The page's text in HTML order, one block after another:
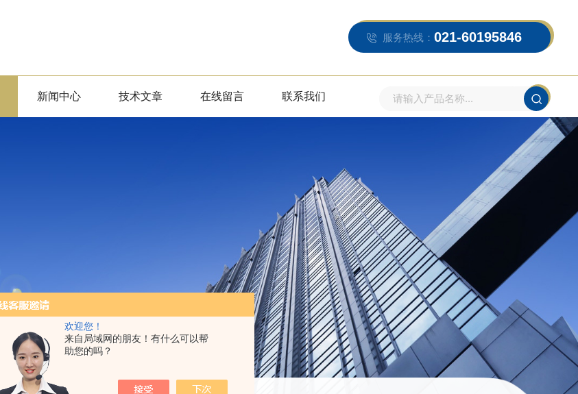
欢迎您！
来自局域网的朋友！有什么可以帮
助您的吗？
服务热线： 021-60195846
新闻中心 技术文章 在线留言 联系我们